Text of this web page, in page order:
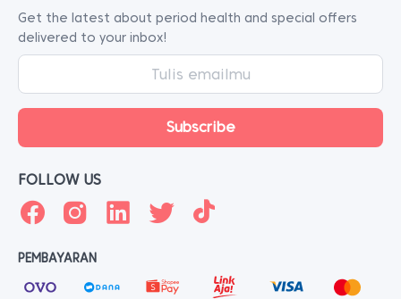
Get the latest about period health and special offers
delivered to your inbox!
FOLLOW US
PEMBAYARAN